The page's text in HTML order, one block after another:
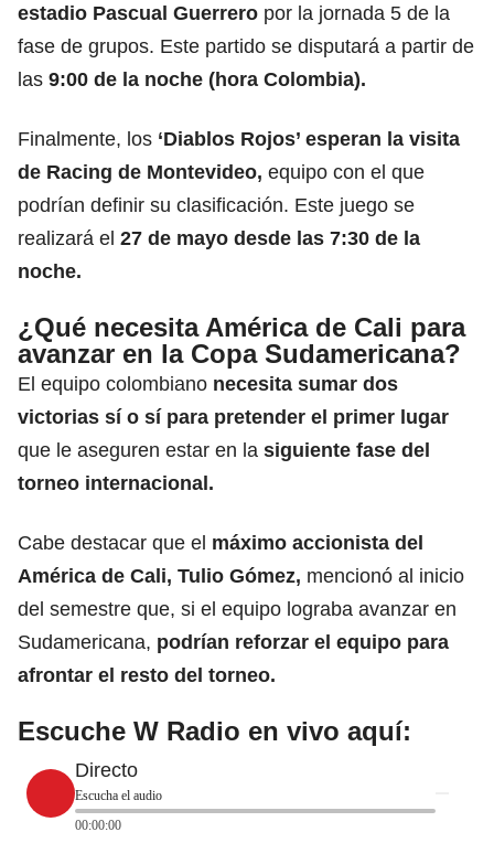
estadio Pascual Guerrero por la jornada 5 de la
fase de grupos. Este partido se disputará a partir de
las 9:00 de la noche (hora Colombia).
Finalmente, los ‘Diablos Rojos’ esperan la visita
de Racing de Montevideo, equipo con el que
podrían definir su clasificación. Este juego se
realizará el 27 de mayo desde las 7:30 de la
noche.
¿Qué necesita América de Cali para
avanzar en la Copa Sudamericana?
El equipo colombiano necesita sumar dos
victorias sí o sí para pretender el primer lugar
que le aseguren estar en la siguiente fase del
torneo internacional.
Cabe destacar que el máximo accionista del
América de Cali, Tulio Gómez, mencionó al inicio
del semestre que, si el equipo lograba avanzar en
Sudamericana, podrían reforzar el equipo para
afrontar el resto del torneo.
Escuche W Radio en vivo aquí:
Directo
Escucha el audio
00:00:00